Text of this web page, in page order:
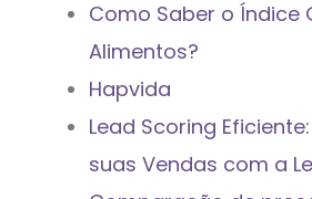
Como Saber o Índice
Alimentos?
Hapvida
Lead Scoring
suas Vendas com a